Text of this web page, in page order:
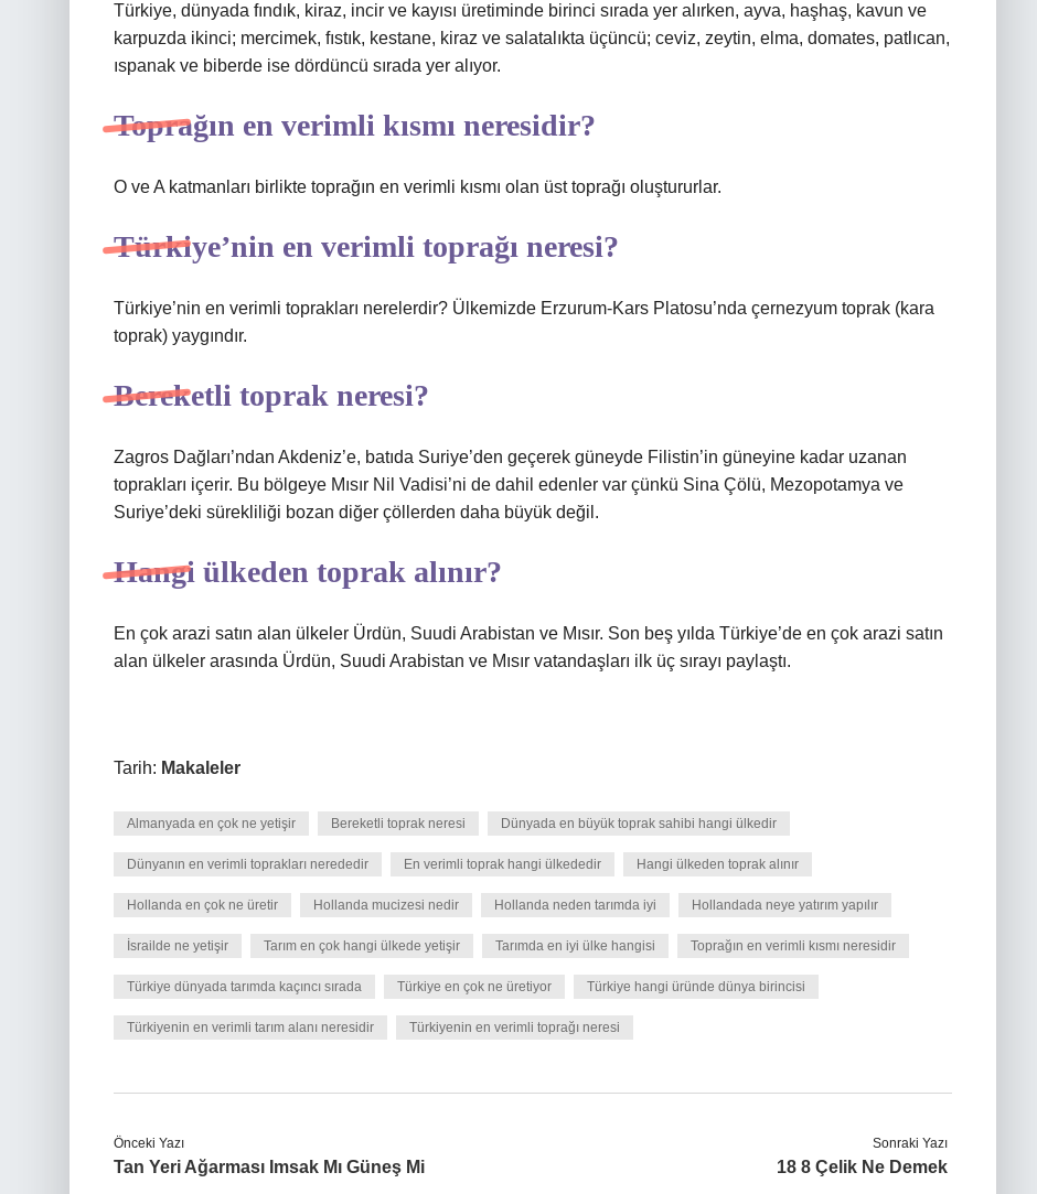
Türkiye, dünyada fındık, kiraz, incir ve kayısı üretiminde birinci sırada yer alırken, ayva, haşhaş, kavun ve
karpuzda ikinci; mercimek, fıstık, kestane, kiraz ve salatalıkta üçüncü; ceviz, zeytin, elma, domates, patlıcan,
ıspanak ve biberde ise dördüncü sırada yer alıyor.
Toprağın en verimli kısmı neresidir?
O ve A katmanları birlikte toprağın en verimli kısmı olan üst toprağı oluştururlar.
Türkiye’nin en verimli toprağı neresi?
Türkiye’nin en verimli toprakları nerelerdir? Ülkemizde Erzurum-Kars Platosu’nda çernezyum toprak (kara
toprak) yaygındır.
Bereketli toprak neresi?
Zagros Dağları’ndan Akdeniz’e, batıda Suriye’den geçerek güneyde Filistin’in güneyine kadar uzanan
toprakları içerir. Bu bölgeye Mısır Nil Vadisi’ni de dahil edenler var çünkü Sina Çölü, Mezopotamya ve
Suriye’deki sürekliliği bozan diğer çöllerden daha büyük değil.
Hangi ülkeden toprak alınır?
En çok arazi satın alan ülkeler Ürdün, Suudi Arabistan ve Mısır. Son beş yılda Türkiye’de en çok arazi satın
alan ülkeler arasında Ürdün, Suudi Arabistan ve Mısır vatandaşları ilk üç sırayı paylaştı.
Tarih: Makaleler
Almanyada en çok ne yetişir Bereketli toprak neresi Dünyada en büyük toprak sahibi hangi ülkedir
Dünyanın en verimli toprakları nerededir En verimli toprak hangi ülkededir Hangi ülkeden toprak alınır
Hollanda en çok ne üretir Hollanda mucizesi nedir Hollanda neden tarımda iyi Hollandada neye yatırım yapılır
İsrailde ne yetişir Tarım en çok hangi ülkede yetişir Tarımda en iyi ülke hangisi Toprağın en verimli kısmı neresidir
Türkiye dünyada tarımda kaçıncı sırada Türkiye en çok ne üretiyor Türkiye hangi üründe dünya birincisi
Türkiyenin en verimli tarım alanı neresidir Türkiyenin en verimli toprağı neresi
Önceki Yazı
Tan Yeri Ağarması Imsak Mı Güneş Mi
Sonraki Yazı
18 8 Çelik Ne Demek